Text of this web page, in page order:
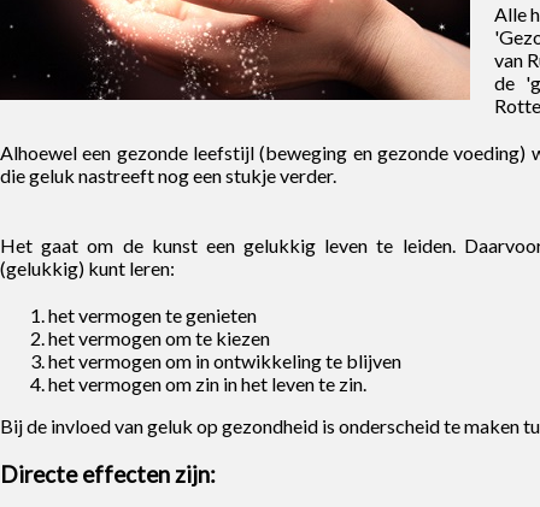
Alle
van
de
Alhoewel een gezonde leefstijl (beweging en gezonde
die geluk nastreeft nog een stukje verder.
Het gaat om de kunst een gelukkig leven te leiden.
(gelukkig) kunt leren:
het vermogen te genieten
het vermogen om te kiezen
het vermogen om in ontwikkeling te blijven
het vermogen om zin in het leven te zin.
Bij de invloed van geluk op gezondheid is onderscheid te maken
Directe effecten zijn: